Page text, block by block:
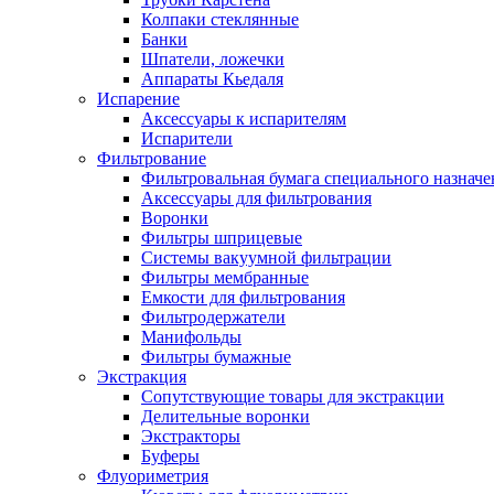
Колпаки стеклянные
Банки
Шпатели, ложечки
Аппараты Кьедаля
Испарение
Аксессуары к испарителям
Испарители
Фильтрование
Фильтровальная бумага специального
Аксессуары для фильтрования
Воронки
Фильтры шприцевые
Системы вакуумной фильтрации
Фильтры мембранные
Емкости для фильтрования
Фильтродержатели
Манифольды
Фильтры бумажные
Экстракция
Сопутствующие товары для экстракции
Делительные воронки
Экстракторы
Буферы
Флуориметрия